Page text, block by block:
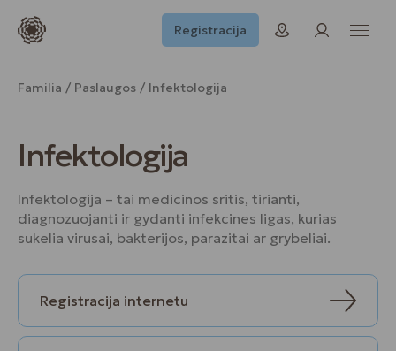
Registracija
Familia Paslaugos Infektologija
Infektologija
Infektologija – tai medicinos sritis, tirianti,
diagnozuojanti ir gydanti infekcines ligas, kurias
sukelia virusai, bakterijos, parazitai ar grybeliai.
Registracija internetu